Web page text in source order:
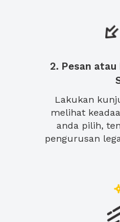
2. Pesan atau
Lakukan
melihat
anda pilih,
pengurusan